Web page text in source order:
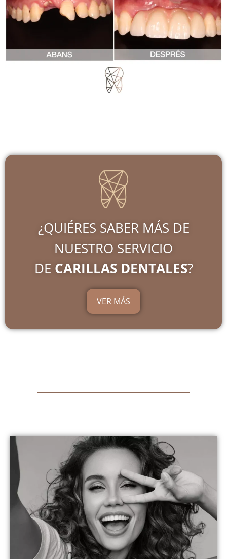
¿QUIÉRES SABER MÁS DE
NUESTRO SERVICIO
DE CARILLAS DENTALES?
VER MÁS